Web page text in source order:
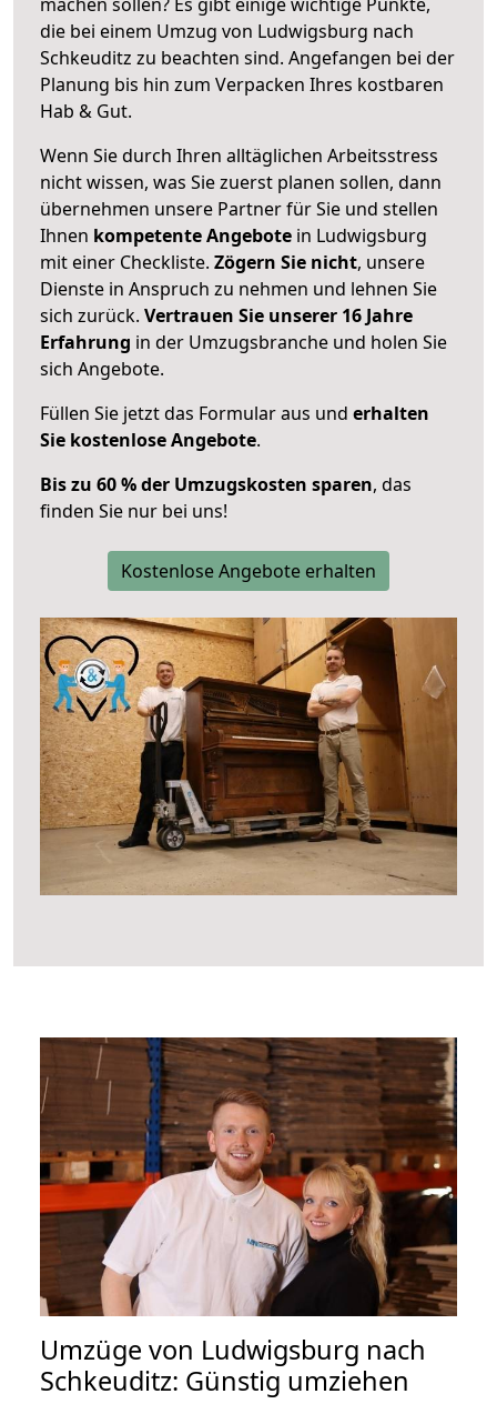
die bei einem Umzug von Ludwigsburg nach
Schkeuditz zu beachten sind. Angefangen bei der
Planung bis hin zum Verpacken Ihres kostbaren
Hab & Gut.
Wenn Sie durch Ihren alltäglichen Arbeitsstress
nicht wissen, was Sie zuerst planen sollen, dann
übernehmen unsere Partner für Sie und stellen
Ihnen kompetente Angebote in Ludwigsburg
mit einer Checkliste. Zögern Sie nicht, unsere
Dienste in Anspruch zu nehmen und lehnen Sie
sich zurück. Vertrauen Sie unserer 16 Jahre
Erfahrung in der Umzugsbranche und holen Sie
sich Angebote.
Füllen Sie jetzt das Formular aus und erhalten
Sie kostenlose Angebote.
Bis zu 60 % der Umzugskosten sparen, das
finden Sie nur bei uns!
Kostenlose Angebote erhalten
Umzüge von Ludwigsburg nach
Schkeuditz: Günstig umziehen